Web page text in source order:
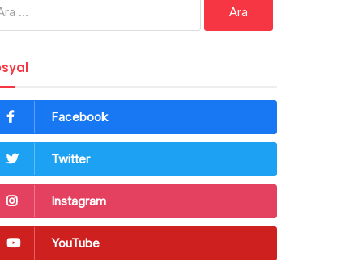
Facebook
Twitter
Instagram
YouTube